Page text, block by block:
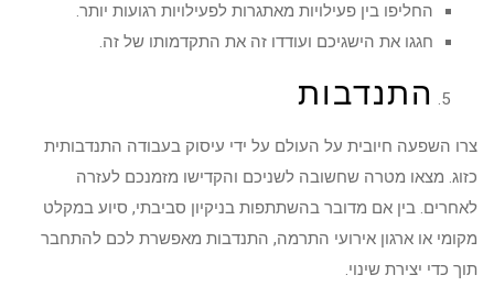
החליפו בין פעילויות מאתגרות לפעילויות רגועות יותר.
חגגו את הישגיכם ועודדו זה את התקדמותו של זה.
התנדבות
צרו השפעה חיובית על העולם על ידי עיסוק בעבודה התנדבותית
כזוג. מצאו מטרה שחשובה לשניכם והקדישו מזמנכם לעזרה
לאחרים. בין אם מדובר בהשתתפות בניקיון סביבתי, סיוע במקלט
מקומי או ארגון אירועי התרמה, התנדבות מאפשרת לכם להתחבר
תוך כדי יצירת שינוי.